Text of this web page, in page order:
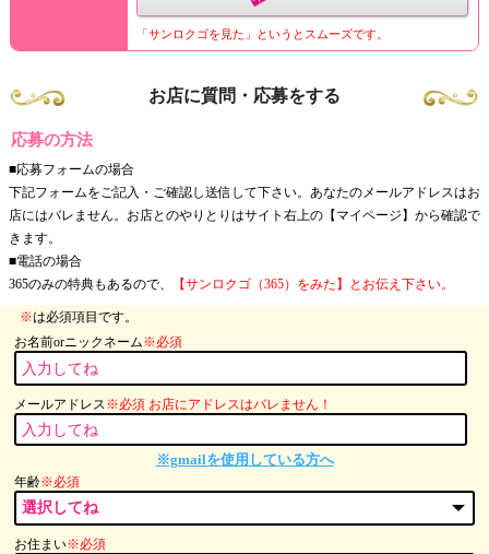
「サンロクゴを見た」というとスムーズです。
お店に質問・応募をする
応募の方法
■応募フォームの場合
下記フォームをご記入・ご確認し送信して下さい。あなたのメールアドレスはお
店にはバレません。お店とのやりとりはサイト右上の【マイページ】から確認で
きます。
■電話の場合
365のみの特典もあるので、
【サンロクゴ（365）をみた】とお伝え下さい。
※は必須項目です。
お名前orニックネーム※必須
メールアドレス※必須 お店にアドレスはバレません！
※gmailを使用している方へ
年齢※必須
お住まい※必須